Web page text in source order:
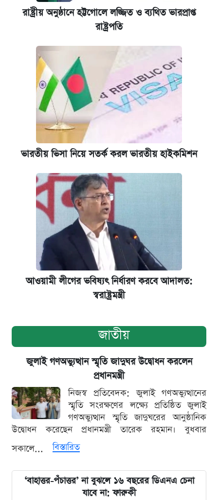
রাষ্ট্রীয় অনুষ্ঠানে হট্টগোলে লজ্জিত ও ব্যথিত ভারপ্রাপ্ত
রাষ্ট্রপতি
ভারতীয় ভিসা নিয়ে সতর্ক করল ভারতীয় হাইকমিশন
আওয়ামী লীগের ভবিষ্যৎ নির্ধারণ করবে আদালত:
স্বরাষ্ট্রমন্ত্রী
জাতীয়
জুলাই গণঅভ্যুত্থান স্মৃতি জাদুঘর উদ্বোধন করলেন
প্রধানমন্ত্রী
নিজস্ব প্রতিবেদক: জুলাই গণঅভ্যুত্থানের
স্মৃতি সংরক্ষণের লক্ষ্যে প্রতিষ্ঠিত জুলাই
গণঅভ্যুত্থান স্মৃতি জাদুঘরের আনুষ্ঠানিক
উদ্বোধন করেছেন প্রধানমন্ত্রী তারেক রহমান। বুধবার
সকালে...
বিস্তারিত
‘বাহাত্তর-পঁচাত্তর’ না বুঝলে ১৬ বছরের ডিএনএ চেনা
যাবে না: ফারুকী